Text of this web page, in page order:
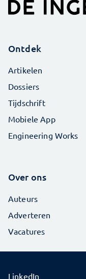
Ontdek
Artikelen
Dossiers
Tijdschrift
Mobiele App
Engineering Works
Over ons
Auteurs
Adverteren
Vacatures
LinkedIn